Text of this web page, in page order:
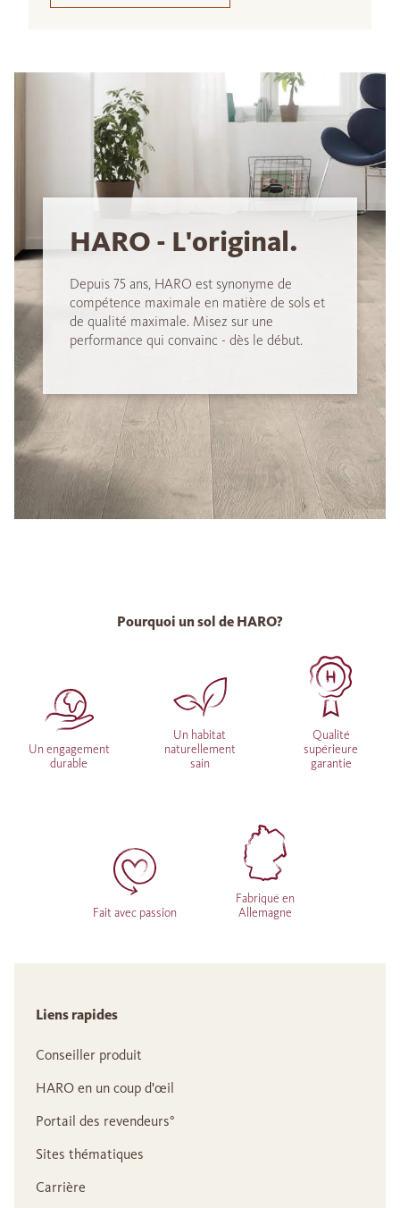
HARO - L'original.
Depuis 75 ans, HARO est synonyme de
compétence maximale en matière de sols et
de qualité maximale. Misez sur une
performance qui convainc - dès le début.
Pourquoi un sol de HARO?
Un engagement
durable
Un habitat
naturellement
sain
Qualité
supérieure
garantie
Fait avec passion
Fabriqué en
Allemagne
Liens rapides
Conseiller produit
HARO en un coup d'œil
Portail des revendeurs°
Sites thématiques
Carrière